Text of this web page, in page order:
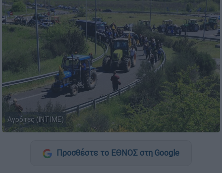
Αγρότες (ΙΝΤΙΜΕ)
Προσθέστε το ΕΘΝΟΣ στη Google